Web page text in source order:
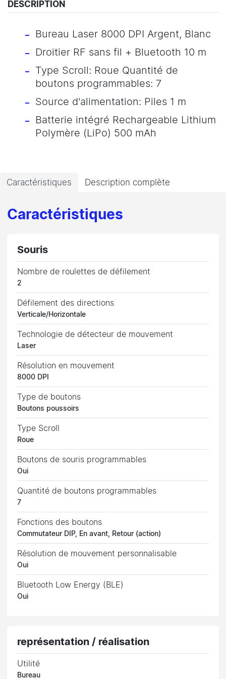
DESCRIPTION
Bureau Laser 8000 DPI Argent, Blanc
Droitier RF sans fil + Bluetooth 10 m
Type Scroll: Roue Quantité de
boutons programmables: 7
Source d'alimentation: Piles 1 m
Batterie intégré Rechargeable Lithium
Polymère (LiPo) 500 mAh
Caractéristiques Description complète
Caractéristiques
Souris
Nombre de roulettes de défilement
2
Défilement des directions
Verticale/Horizontale
Technologie de détecteur de mouvement
Laser
Résolution en mouvement
8000 DPI
Type de boutons
Boutons poussoirs
Type Scroll
Roue
Boutons de souris programmables
Oui
Quantité de boutons programmables
7
Fonctions des boutons
Commutateur DIP, En avant, Retour (action)
Résolution de mouvement personnalisable
Oui
Bluetooth Low Energy (BLE)
Oui
représentation / réalisation
Utilité
Bureau